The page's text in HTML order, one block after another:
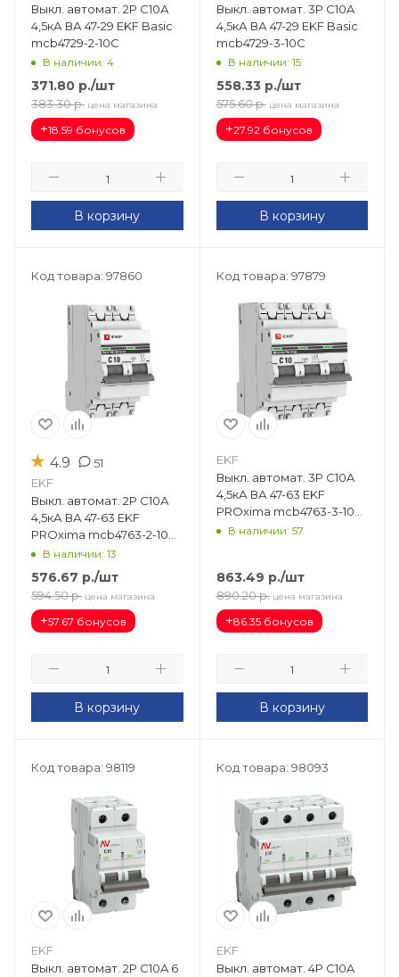
Выкл. автомат. 2Р С10А
4,5кА ВА 47-29 EKF Basic
mcb4729-2-10C
В наличии: 4
371.80 р./шт
383.30 р. цена магазина
+18.59 бонусов
В корзину
Выкл. автомат. 3Р С10A
4,5кА ВА 47-29 EKF Basic
mcb4729-3-10C
В наличии: 15
558.33р./шт
575.60 р. цена магазина
+27.92 бонусов
В корзину
Код товара: 97860
★ 4.9 51
EKF
Выкл. автомат. 2Р С10А
4,5кА ВА 47-63 EKF
PROxima mcb4763-2-10C-
proВ наличии: 13
576.67 р./шт
594.50 р. цена магазина
+57.67 бонусов
В корзину
Код товара: 97879
EKF
Выкл. автомат. 3Р С10A
4,5кА ВА 47-63 EKF
PROxima mcb4763-3-10C-
proВ наличии: 57
863.49 р./шт
890.20 р. цена магазина
+86.35 бонусов
В корзину
Код товара: 98119
EKF
Выкл. автомат. 2Р С10A 6
Код товара: 98093
EKF
Выкл. автомат. 4Р С10A